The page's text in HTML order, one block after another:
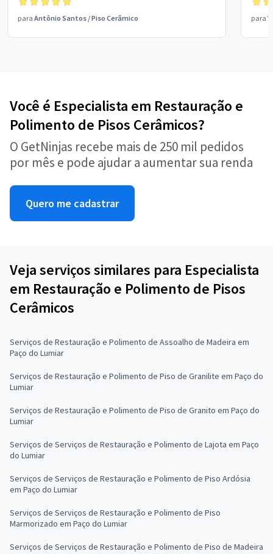
para Antônio Santos /Piso Cerâmico para
Você é Especialista em Restauração e
Polimento de Pisos Cerâmicos?
O GetNinjas recebe mais de 250 mil pedidos
por mês e pode ajudar a aumentar sua renda
Quero me cadastrar
Veja serviços similares para Especialista
em Restauração e Polimento de Pisos
Cerâmicos
Serviços de Restauração e Polimento de Assoalho de Madeira em
Paço do Lumiar
Serviços de Restauração e Polimento de Piso de Granilite em Paço do
Lumiar
Serviços de Restauração e Polimento de Piso de Granito em Paço do
Lumiar
Serviços de Serviços de Restauração e Polimento de Lajota em Paço
do Lumiar
Serviços de Serviços de Restauração e Polimento de Piso Ardósia
em Paço do Lumiar
Serviços de Serviços de Restauração e Polimento de Piso
Marmorizado em Paço do Lumiar
Serviços de Serviços de Restauração e Polimento de Piso de Madeira